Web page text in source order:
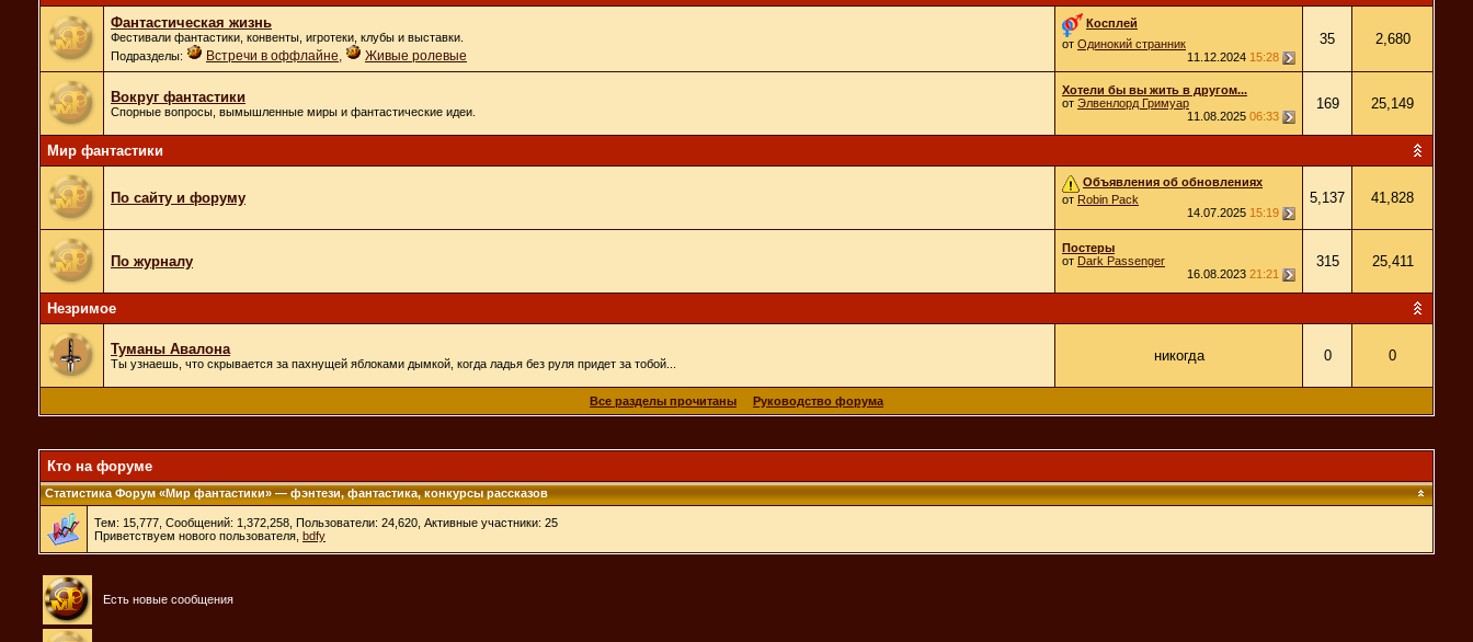
Фантастическая жизнь
Фестивали фантастики, конвенты, игротеки, клубы и выставки.
Подразделы:
Встречи в оффлайне Живые ролевые
Косплей
от Одинокий странник
11.12.2024 15:28
35 2,680
Вокруг фантастики
Спорные вопросы, вымышленные миры и фантастические идеи.
Хотели бы вы жить в другом...
от Элвенлорд Гримуар
11.08.2025 06:33
169 25,149
Мир фантастики
По сайту и форуму
Объявления об обновлениях
от Robin Pack
14.07.2025 15:19
5,137 41,828
По журналу
Постеры
от Dark Passenger
16.08.2023 21:21
315 25,411
Незримое
Туманы Авалона
Ты узнаешь, что скрывается за пахнущей яблоками дымкой, когда ладья без руля придет за тобой... никогда 0 0
Все разделы прочитаны Руководство форума
Кто на форуме
Статистика Форум «Мир фантастики» — фэнтези, фантастика, конкурсы рассказов
Тем: 15,777, Сообщений: 1,372,258, Пользователи: 24,620, Активные участники: 25
Приветствуем нового пользователя, bdfy
Есть новые сообщения